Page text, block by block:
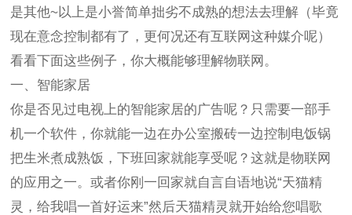
是其他~以上是小誉简单拙劣不成熟的想法去理解（毕竟
现在意念控制都有了，更何况还有互联网这种媒介呢）
看看下面这些例子，你大概能够理解物联网。
一、智能家居
你是否见过电视上的智能家居的广告呢？只需要一部手
机一个软件，你就能一边在办公室搬砖一边控制电饭锅
把生米煮成熟饭，下班回家就能享受呢？这就是物联网
的应用之一。或者你刚一回家就自言自语地说“天猫精
灵，给我唱一首好运来”然后天猫精灵就开始给您唱歌